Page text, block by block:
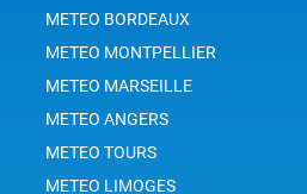
METEO BORDEAUX
METEO MONTPELLIER
METEO MARSEILLE
METEO ANGERS
METEO TOURS
METEO LIMOGES